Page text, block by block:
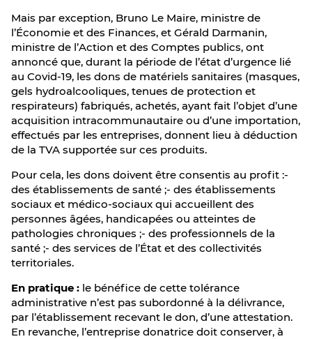
Mais par exception, Bruno Le Maire, ministre de
l’Économie et des Finances, et Gérald Darmanin,
ministre de l’Action et des Comptes publics, ont
annoncé que, durant la période de l’état d’urgence lié
au Covid-19, les dons de matériels sanitaires (masques,
gels hydroalcooliques, tenues de protection et
respirateurs) fabriqués, achetés, ayant fait l’objet d’une
acquisition intracommunautaire ou d’une importation,
effectués par les entreprises, donnent lieu à déduction
de la TVA supportée sur ces produits.
Pour cela, les dons doivent être consentis au profit :-
des établissements de santé ;- des établissements
sociaux et médico-sociaux qui accueillent des
personnes âgées, handicapées ou atteintes de
pathologies chroniques ;- des professionnels de la
santé ;- des services de l’État et des collectivités
territoriales.
En pratique : le bénéfice de cette tolérance
administrative n’est pas subordonné à la délivrance,
par l’établissement recevant le don, d’une attestation.
En revanche, l’entreprise donatrice doit conserver, à